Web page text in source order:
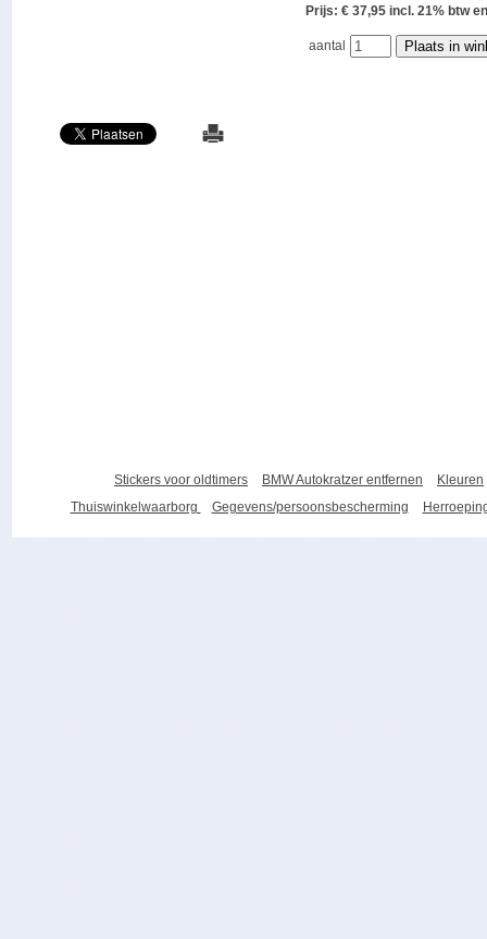
Prijs: € 37,95 incl. 21% btw
aantal
Stickers voor oldtimers BMW Autokratzer entfernen
Kleuren
Thuiswinkelwaarborg
Gegevens/persoonsbescherming